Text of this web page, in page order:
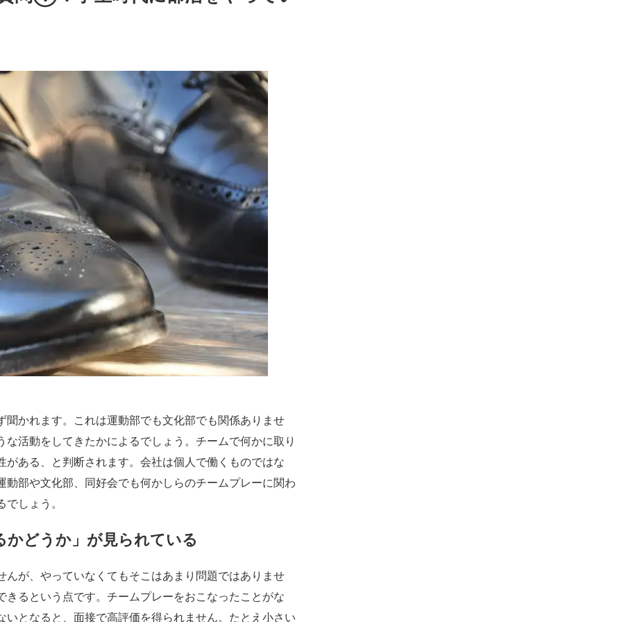
かれます。これは運動部でも文化部でも関係ありませ
活動をしてきたかによるでしょう。チームで何かに取り
ある、と判断されます。会社は個人で働くものではな
部や文化部、同好会でも何かしらのチームプレーに関わ
しょう。
かどうか」が見られている
が、やっていなくてもそこはあまり問題ではありませ
るという点です。チームプレーをおこなったことがな
となると、面接で高評価を得られません。たとえ小さい